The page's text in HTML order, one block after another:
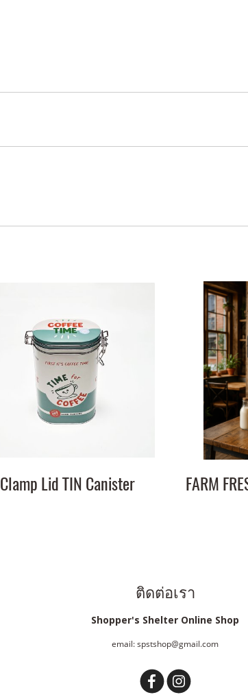
Clamp Lid TIN Canister
ติดต่อเรา
Shopper's Shelter Online Shop
email: spstshop@gmail.com